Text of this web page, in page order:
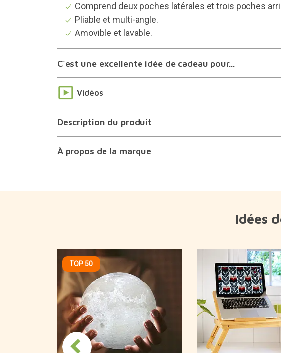
Comprend deux poches latérales et trois poches
Pliable et multi-angle.
Amovible et lavable.
C'est une excellente idée de cadeau pour...
Vidéos
Description du produit
À propos de la marque
Idées
TOP 50